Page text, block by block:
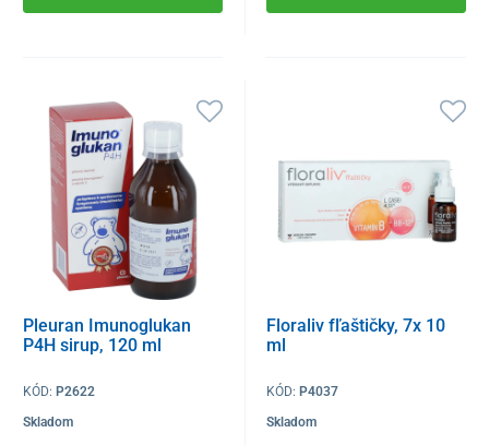
Pleuran Imunoglukan
P4H sirup, 120 ml
KÓD: P2622
Skladom
Floraliv fľaštičky, 7x 10
ml
KÓD:P4037
Skladom